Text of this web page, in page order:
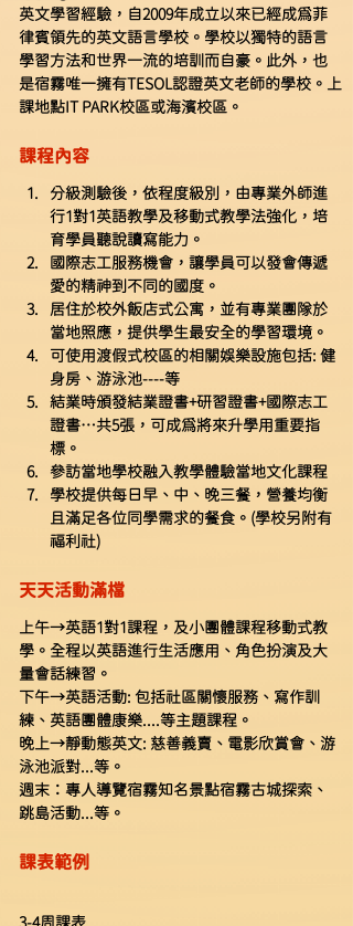
英文學習經驗，自2009年成立以來已經成為菲
律賓領先的英文語言學校。學校以獨特的語言
學習方法和世界一流的培訓而自豪。此外，也
是宿霧唯一擁有TESOL認證英文老師的學校。上
課地點IT PARK校區或海濱校區。
課程內容
分級測驗後，依程度級別，由專業外師進
行1對1英語教學及移動式教學法強化，培
育學員聽說讀寫能力。
國際志工服務機會，讓學員可以發會傳遞
愛的精神到不同的國度。
居住於校外飯店式公寓，並有專業團隊於
當地照應，提供學生最安全的學習環境。
可使用渡假式校區的相關娛樂設施包括: 健
身房、游泳池----等
結業時頒發結業證書+研習證書+國際志工
證書…共5張，可成為將來升學用重要指
標。
參訪當地學校融入教學體驗當地文化課程
學校提供每日早、中、晚三餐，營養均衡
且滿足各位同學需求的餐食。(學校另附有
福利社)
天天活動滿檔
上午→英語1對1課程，及小團體課程移動式教
學。全程以英語進行生活應用、角色扮演及大
量會話練習。
下午→英語活動: 包括社區關懷服務、寫作訓
練、英語團體康樂....等主題課程。
晚上→靜動態英文: 慈善義賣、電影欣賞會、游
泳池派對...等。
週末：專人導覽宿霧知名景點宿霧古城探索、
跳島活動...等。
課表範例
3-4周課表